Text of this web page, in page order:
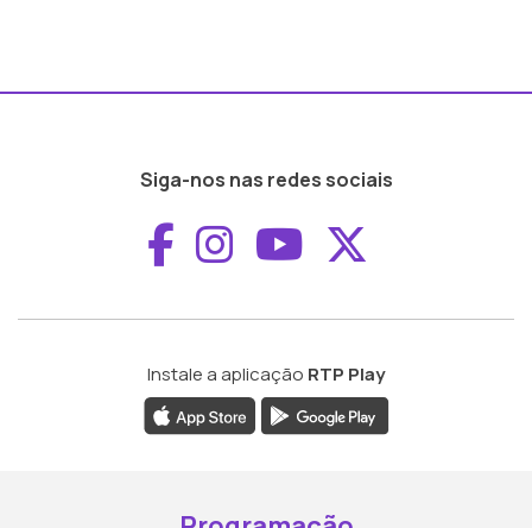
Siga-nos nas redes sociais
Aceder ao
Aceder ao
Aceder ao
Instale a aplicação RTP Play